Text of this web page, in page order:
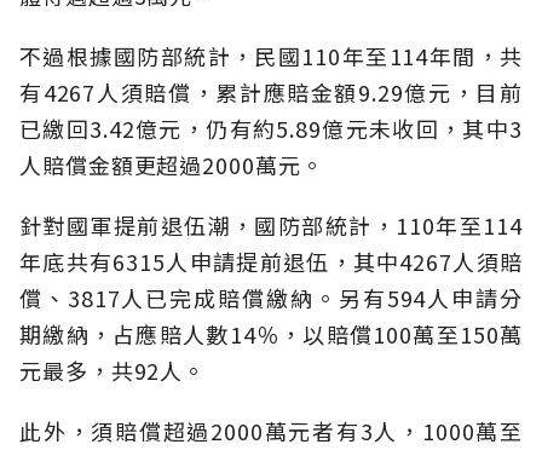
不過根據國防部統計，民國110年至114年間，共
有4267人須賠償，累計應賠金額9.29億元，目前
已繳回3.42億元，仍有約5.89億元未收回，其中3
人賠償金額更超過2000萬元。
針對國軍提前退伍潮，國防部統計，110年至114
年底共有6315人申請提前退伍，其中4267人須賠
償、3817人已完成賠償繳納。另有594人申請分
期繳納，占應賠人數14％，以賠償100萬至150萬
元最多，共92人。
此外，須賠償超過2000萬元者有3人，1000萬至